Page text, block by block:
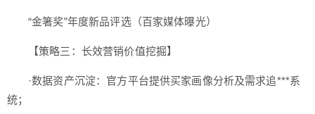
“金箸奖”年度新品评选（百家媒体曝光）
【策略三：长效营销价值挖掘】
·数据资产沉淀：官方平台提供买家画像分析及需求追***系
统；